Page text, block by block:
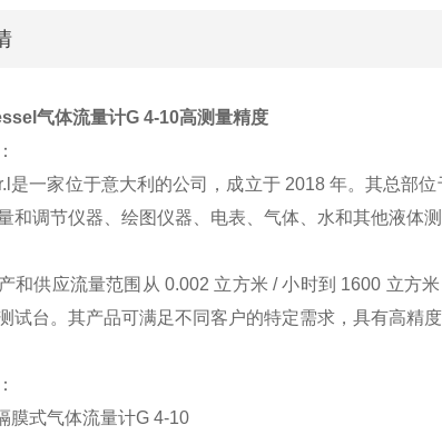
气体流量计G 4-10高测量精度
是一家位于意大利的公司，成立于 2018 年。其总部
和调节仪器、绘图仪器、电表、气体、水和其他液体
和供应流量范围从 0.002 立方米 / 小时到 1600 立方
试台。其产品可满足不同客户的特定需求，具有高精
膜式气体流量计G 4-10